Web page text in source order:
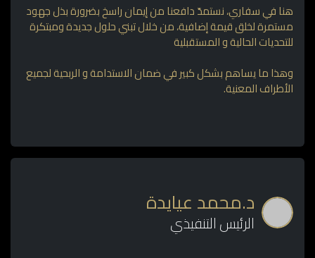
هنا في سفاري، نستمدّ دافعنا من إيمان راسخ بضرورة بذل جهود
مستمرة لخلق قيمة إضافية، من خلال تبني حلول جديدة ومبتكرة
للتحديات الحالية و المستقبلية
وهذا ما يساهم بشكل كبير في ضمان الاستدامة و الربحية لجميع
الأطراف المعنية.
د.محمد عيايدة
الرئيس التنفيذي